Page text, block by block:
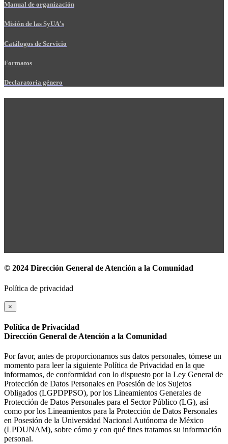
Manual de organización
Misión de las SyUA's
Catálogos de Servicio
Formatos
Declaratoria género
© 2024 Dirección General de Atención a la Comunidad
Política de privacidad
×
Política de Privacidad
Dirección General de Atención a la Comunidad
Por favor, antes de proporcionarnos sus datos personales, tómese un
momento para leer la siguiente Política de Privacidad en la que
informamos, de conformidad con lo dispuesto por la Ley General de
Protección de Datos Personales en Posesión de los Sujetos
Obligados (LGPDPPSO), por los Lineamientos Generales de
Protección de Datos Personales para el Sector Público (LG), así
como por los Lineamientos para la Protección de Datos Personales
en Posesión de la Universidad Nacional Autónoma de México
(LPDUNAM), sobre cómo y con qué fines tratamos su información
personal.